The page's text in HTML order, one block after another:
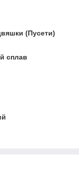
(Пусети)
сплав